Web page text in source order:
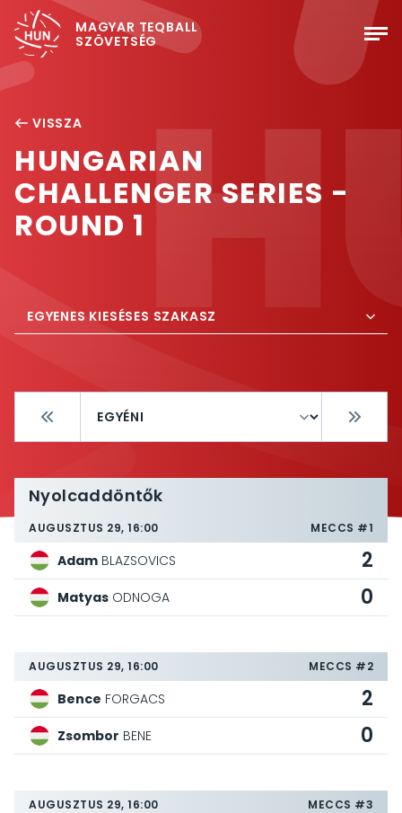
MAGYAR TEQBALL
SZÖVETSÉG
VISSZA
HUNGARIAN
CHALLENGER SERIES -
ROUND 1
EGYENES KIESÉSES SZAKASZ
Nyolcaddöntők
AUGUSZTUS 29, 16:00 MECCS #1
Adam BLAZSOVICS 2
Matyas ODNOGA 0
AUGUSZTUS 29, 16:00 MECCS #2
Bence FORGACS 2
Zsombor BENE 0
AUGUSZTUS 29, 16:00 MECCS #3